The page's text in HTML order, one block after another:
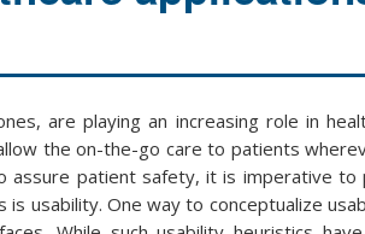
are playing an increasing role in
the on-the-go care to patients
assure patient safety, it is imperative to
is usability. One way to conceptualize